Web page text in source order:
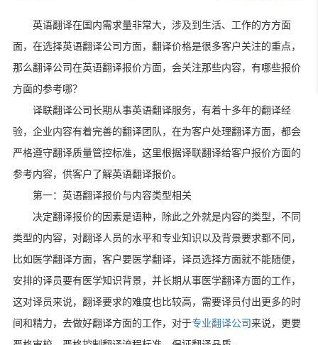
英语翻译在国内需求量非常大，涉及到生活、工作的方方面
面，在选择英语翻译公司方面，翻译价格是很多客户关注的重点，
那么翻译公司在英语翻译报价方面，会关注那些内容，有哪些报价
方面的参考哪？
译联翻译公司长期从事英语翻译服务，有着十多年的翻译经
验，企业内容有着完善的翻译团队，在为客户处理翻译方面，都会
严格遵守翻译质量管控标准，这里根据译联翻译给客户报价方面的
参考内容，供客户了解英语翻译报价。
第一：英语翻译报价与内容类型相关
决定翻译报价的因素是语种，除此之外就是内容的类型，不同
类型的内容，对翻译人员的水平和专业知识以及背景要求都不同，
比如医学翻译方面，客户要医学翻译，译员选择方面就不能随便，
安排的译员要有医学知识背景，并长期从事医学翻译方面的工作，
这对译员来说，翻译要求的难度也比较高，需要译员付出更多的时
间和精力，去做好翻译方面的工作，对于专业翻译公司 来说，更要